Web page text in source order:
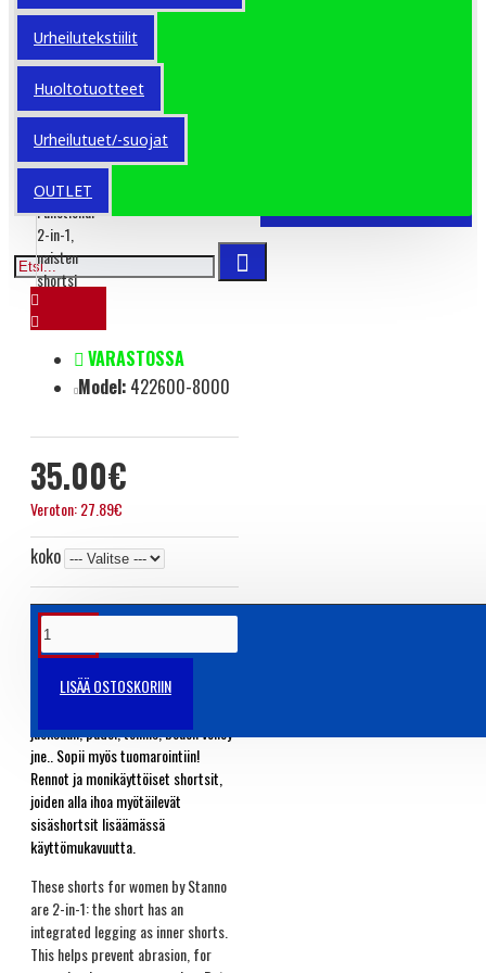
Urheilutekstiilit
Huoltotuotteet
Urheilutuet/-suojat
OUTLET
35.00€
Veroton: 27.89€
VARASTOSSA
Model: 422600-8000
koko
LISÄÄ OSTOSKORIIN
TUOTETIEDOT
juoksuun, padel, tennis, beach volley
jne.. Sopii myös tuomarointiin!
Rennot ja monikäyttöiset shortsit,
joiden alla ihoa myötäilevät
sisäshortsit lisäämässä
käyttömukavuutta.
These shorts for women by Stanno
are 2-in-1: the short has an
integrated legging as inner shorts.
This helps prevent abrasion, for